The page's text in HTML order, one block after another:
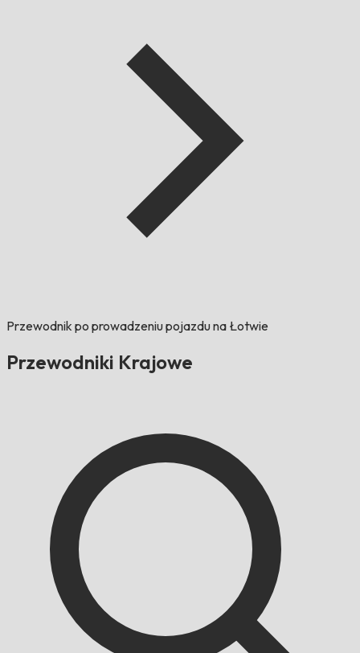
Przewodnik po prowadzeniu pojazdu na Łotwie
Przewodniki Krajowe